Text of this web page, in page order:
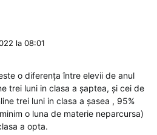
la 08:01
o diferența între elevii de anul
trei luni in clasa a șaptea, și cei de
trei luni in clasa a șasea , 95%
o luna de materie neparcursa)
a opta.